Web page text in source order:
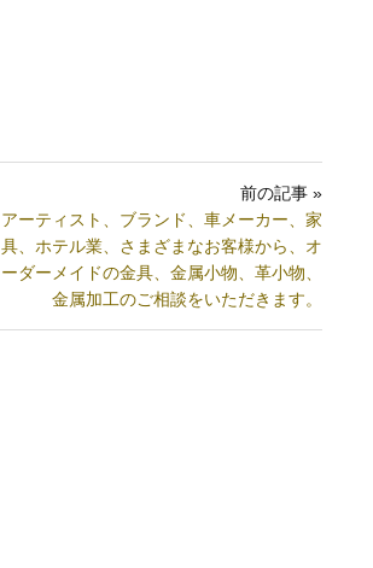
前の記事 »
アーティスト、ブランド、車メーカー、家
具、ホテル業、さまざまなお客様から、オ
ーダーメイドの金具、金属小物、革小物、
金属加工のご相談をいただきます。